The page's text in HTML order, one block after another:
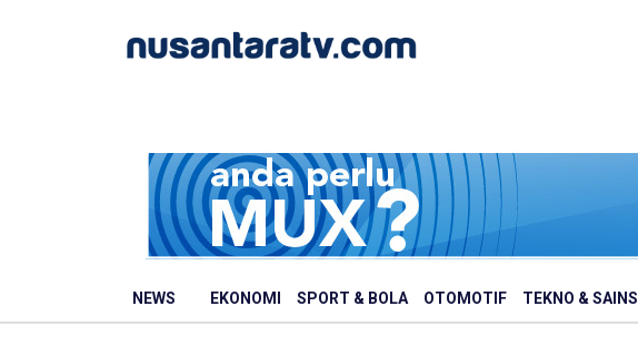
NEWS EKONOMI SPORT & BOLA OTOMOTIF TEKNO & SAINS